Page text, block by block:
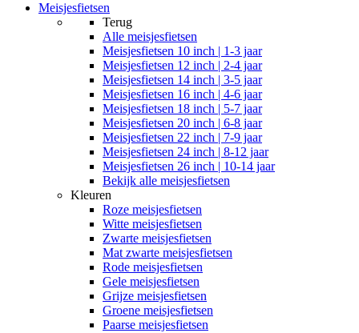
Meisjesfietsen
Terug
Alle meisjesfietsen
Meisjesfietsen 10 inch | 1-3 jaar
Meisjesfietsen 12 inch | 2-4 jaar
Meisjesfietsen 14 inch | 3-5 jaar
Meisjesfietsen 16 inch | 4-6 jaar
Meisjesfietsen 18 inch | 5-7 jaar
Meisjesfietsen 20 inch | 6-8 jaar
Meisjesfietsen 22 inch | 7-9 jaar
Meisjesfietsen 24 inch | 8-12 jaar
Meisjesfietsen 26 inch | 10-14 jaar
Bekijk alle meisjesfietsen
Kleuren
Roze meisjesfietsen
Witte meisjesfietsen
Zwarte meisjesfietsen
Mat zwarte meisjesfietsen
Rode meisjesfietsen
Gele meisjesfietsen
Grijze meisjesfietsen
Groene meisjesfietsen
Paarse meisjesfietsen